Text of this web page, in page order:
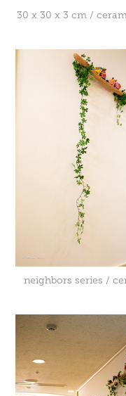
30 x 30 x 3 cm /
neighbors series /